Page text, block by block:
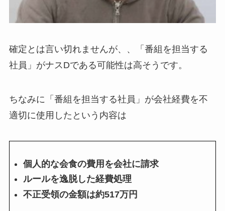
確定とは言い切れませんが、、「番組を担当する
社員」がナスDである可能性は高そうです。
ちなみに「番組を担当する社員」が会社経費を不
適切に使用したという内容は
個人的な会食の費用を会社に請求
ルールを逸脱した経費処理
不正受領の金額は約517万円